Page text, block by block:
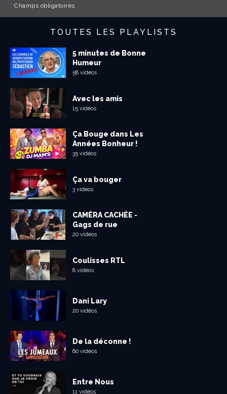
* Champs obligatoires
TOUTES LES PLAYLISTS
5 minutes de Bonne
Humeur
58 vidéos
Avec les amis
15 vidéos
Ça Bouge dans Les
Années Bonheur !
35 vidéos
Ça va bouger
3 vidéos
CAMÉRA CACHÉE -
Gags de rue
20 vidéos
Coulisses RTL
8 vidéos
Dani Lary
20 vidéos
De la déconne !
60 vidéos
Entre Nous
11 vidéos